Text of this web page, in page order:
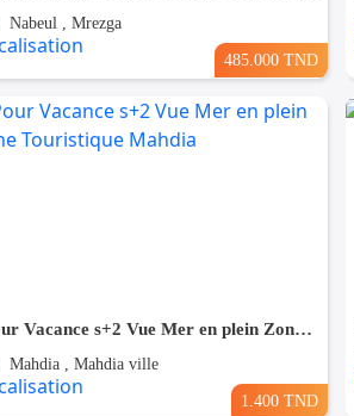
Nabeul , Mrezga
485.000 TND
Pour Vacance s+2 Vue Mer en plein Zone Touristique Mahdia
Mahdia , Mahdia ville
1.400 TND